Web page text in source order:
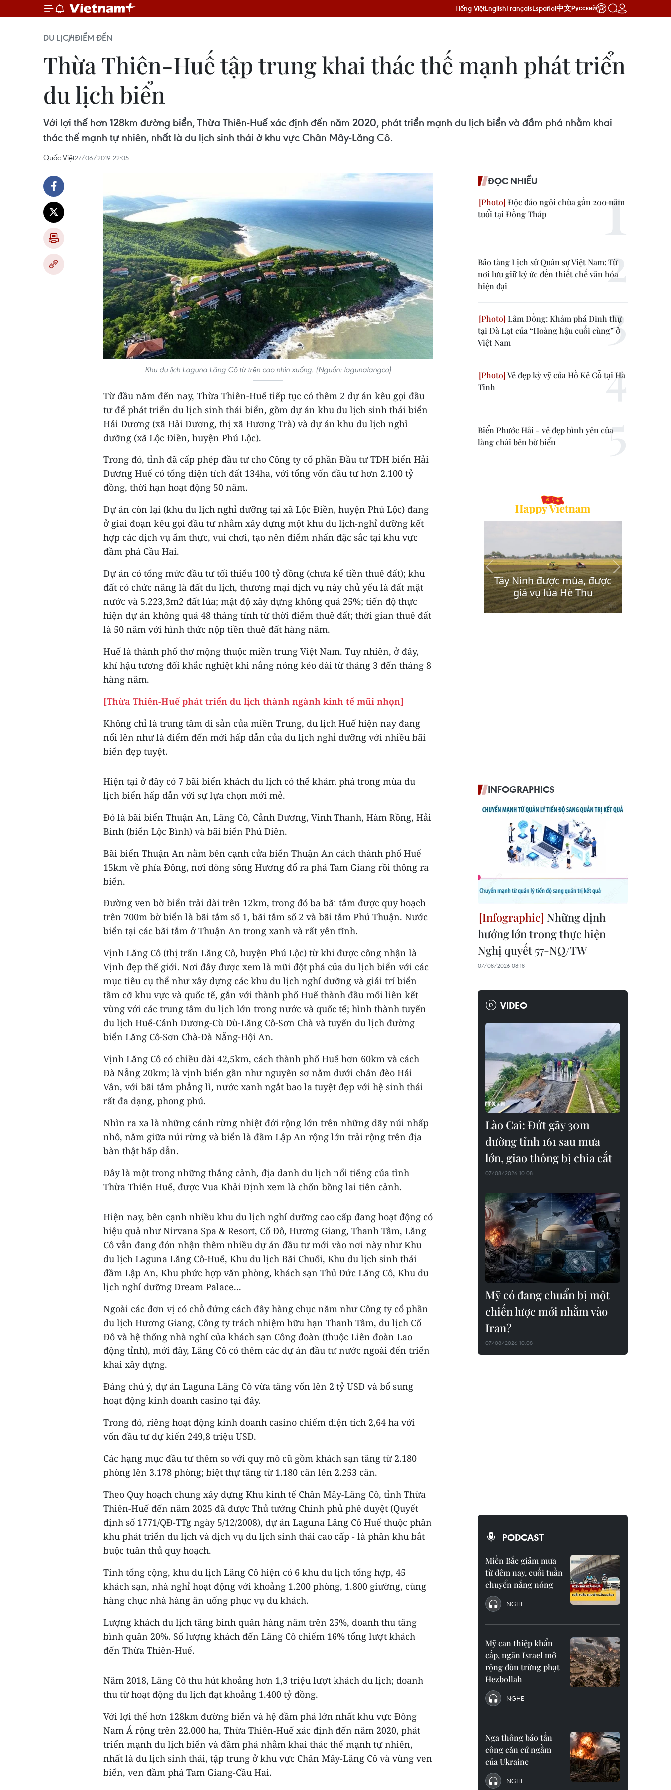
Tiếng ViệtEnglishFrançaisEspañol中文Русский
DU LỊCHĐIỂM ĐẾN
Thừa Thiên-Huế tập trung khai thác thế mạnh phát triển
du lịch biển
Với lợi thế hơn 128km đường biển, Thừa Thiên-Huế xác định đến năm 2020, phát triển mạnh du lịch biển và đầm phá nhằm khai
thác thế mạnh tự nhiên, nhất là du lịch sinh thái ở khu vực Chân Mây-Lăng Cô.
Quốc Việt27/06/2019 22:05
Khu du lịch Laguna Lăng Cô từ trên cao nhìn xuống. (Nguồn: lagunalangco)
Từ đầu năm đến nay, Thừa Thiên-Huế tiếp tục có thêm 2 dự án kêu gọi đầu
tư để phát triển du lịch sinh thái biển, gồm dự án khu du lịch sinh thái biển
Hải Dương (xã Hải Dương, thị xã Hương Trà) và dự án khu du lịch nghỉ
dưỡng (xã Lộc Điền, huyện Phú Lộc).
Trong đó, tỉnh đã cấp phép đầu tư cho Công ty cổ phần Đầu tư TDH biển Hải
Dương Huế có tổng diện tích đất 134ha, với tổng vốn đầu tư hơn 2.100 tỷ
đồng, thời hạn hoạt động 50 năm.
Dự án còn lại (khu du lịch nghỉ dưỡng tại xã Lộc Điền, huyện Phú Lộc) đang
ở giai đoạn kêu gọi đầu tư nhằm xây dựng một khu du lịch-nghỉ dưỡng kết
hợp các dịch vụ ẩm thực, vui chơi, tạo nên điểm nhấn đặc sắc tại khu vực
đầm phá Cầu Hai.
Dự án có tổng mức đầu tư tối thiểu 100 tỷ đồng (chưa kể tiền thuê đất); khu
đất có chức năng là đất du lịch, thương mại dịch vụ này chủ yếu là đất mặt
nước và 5.223,3m2 đất lúa; mật độ xây dựng không quá 25%; tiến độ thực
hiện dự án không quá 48 tháng tính từ thời điểm thuê đất; thời gian thuê đất
là 50 năm với hình thức nộp tiền thuê đất hàng năm.
Huế là thành phố thơ mộng thuộc miền trung Việt Nam. Tuy nhiên, ở đây,
khí hậu tương đối khắc nghiệt khi nắng nóng kéo dài từ tháng 3 đến tháng 8
hàng năm.
[Thừa Thiên-Huế phát triển du lịch thành ngành kinh tế mũi nhọn]
Không chỉ là trung tâm di sản của miền Trung, du lịch Huế hiện nay đang
nổi lên như là điểm đến mới hấp dẫn của du lịch nghỉ dưỡng với nhiều bãi
biển đẹp tuyệt.
Hiện tại ở đây có 7 bãi biển khách du lịch có thể khám phá trong mùa du
lịch biển hấp dẫn với sự lựa chọn mới mẻ.
Đó là bãi biển Thuận An, Lăng Cô, Cảnh Dương, Vinh Thanh, Hàm Rồng, Hải
Bình (biển Lộc Bình) và bãi biển Phú Diên.
Bãi biển Thuận An nằm bên cạnh cửa biển Thuận An cách thành phố Huế
15km về phía Đông, nơi dòng sông Hương đổ ra phá Tam Giang rồi thông ra
biển.
Đường ven bờ biển trải dài trên 12km, trong đó ba bãi tắm được quy hoạch
trên 700m bờ biển là bãi tắm số 1, bãi tắm số 2 và bãi tắm Phú Thuận. Nước
biển tại các bãi tắm ở Thuận An trong xanh và rất yên tĩnh.
Vịnh Lăng Cô (thị trấn Lăng Cô, huyện Phú Lộc) từ khi được công nhận là
Vịnh đẹp thế giới. Nơi đây được xem là mũi đột phá của du lịch biển với các
mục tiêu cụ thể như xây dựng các khu du lịch nghỉ dưỡng và giải trí biển
tầm cỡ khu vực và quốc tế, gắn với thành phố Huế thành đầu mối liên kết
vùng với các trung tâm du lịch lớn trong nước và quốc tế; hình thành tuyến
du lịch Huế-Cảnh Dương-Cù Dù-Lăng Cô-Sơn Chà và tuyến du lịch đường
biển Lăng Cô-Sơn Chà-Đà Nẵng-Hội An.
Vịnh Lăng Cô có chiều dài 42,5km, cách thành phố Huế hơn 60km và cách
Đà Nẵng 20km; là vịnh biển gần như nguyên sơ nằm dưới chân đèo Hải
Vân, với bãi tắm phẳng lì, nước xanh ngắt bao la tuyệt đẹp với hệ sinh thái
rất đa dạng, phong phú.
Nhìn ra xa là những cánh rừng nhiệt đới rộng lớn trên những dãy núi nhấp
nhô, nằm giữa núi rừng và biển là đầm Lập An rộng lớn trải rộng trên địa
bàn thật hấp dẫn.
Đây là một trong những thắng cảnh, địa danh du lịch nổi tiếng của tỉnh
Thừa Thiên Huế, được Vua Khải Định xem là chốn bồng lai tiên cảnh.
Hiện nay, bên cạnh nhiều khu du lịch nghỉ dưỡng cao cấp đang hoạt động có
hiệu quả như Nirvana Spa & Resort, Cố Đô, Hương Giang, Thanh Tâm, Lăng
Cô vẫn đang đón nhận thêm nhiều dự án đầu tư mới vào nơi này như Khu
du lịch Laguna Lăng Cô-Huế, Khu du lịch Bãi Chuối, Khu du lịch sinh thái
đầm Lập An, Khu phức hợp văn phòng, khách sạn Thủ Đức Lăng Cô, Khu du
lịch nghỉ dưỡng Dream Palace...
Ngoài các đơn vị có chỗ đứng cách đây hàng chục năm như Công ty cổ phần
du lịch Hương Giang, Công ty trách nhiệm hữu hạn Thanh Tâm, du lịch Cố
Đô và hệ thống nhà nghỉ của khách sạn Công đoàn (thuộc Liên đoàn Lao
động tỉnh), mới đây, Lăng Cô có thêm các dự án đầu tư nước ngoài đến triển
khai xây dựng.
Đáng chú ý, dự án Laguna Lăng Cô vừa tăng vốn lên 2 tỷ USD và bổ sung
hoạt động kinh doanh casino tại đây.
Trong đó, riêng hoạt động kinh doanh casino chiếm diện tích 2,64 ha với
vốn đầu tư dự kiến 249,8 triệu USD.
Các hạng mục đầu tư thêm so với quy mô cũ gồm khách sạn tăng từ 2.180
phòng lên 3.178 phòng; biệt thự tăng từ 1.180 căn lên 2.253 căn.
Theo Quy hoạch chung xây dựng Khu kinh tế Chân Mây-Lăng Cô, tỉnh Thừa
Thiên-Huế đến năm 2025 đã được Thủ tướng Chính phủ phê duyệt (Quyết
định số 1771/QĐ-TTg ngày 5/12/2008), dự án Laguna Lăng Cô Huế thuộc phân
khu phát triển du lịch và dịch vụ du lịch sinh thái cao cấp - là phân khu bắt
buộc tuân thủ quy hoạch.
Tính tổng cộng, khu du lịch Lăng Cô hiện có 6 khu du lịch tổng hợp, 45
khách sạn, nhà nghỉ hoạt động với khoảng 1.200 phòng, 1.800 giường, cùng
hàng chục nhà hàng ăn uống phục vụ du khách.
Lượng khách du lịch tăng bình quân hàng năm trên 25%, doanh thu tăng
bình quân 20%. Số lượng khách đến Lăng Cô chiếm 16% tổng lượt khách
đến Thừa Thiên-Huế.
Năm 2018, Lăng Cô thu hút khoảng hơn 1,3 triệu lượt khách du lịch; doanh
thu từ hoạt động du lịch đạt khoảng 1.400 tỷ đồng.
Với lợi thế hơn 128km đường biển và hệ đầm phá lớn nhất khu vực Đông
Nam Á rộng trên 22.000 ha, Thừa Thiên-Huế xác định đến năm 2020, phát
triển mạnh du lịch biển và đầm phá nhằm khai thác thế mạnh tự nhiên,
nhất là du lịch sinh thái, tập trung ở khu vực Chân Mây-Lăng Cô và vùng ven
biển, ven đầm phá Tam Giang-Cầu Hai.
ĐỌC NHIỀU
Độc đáo ngôi chùa gần 200 năm
tuổi tại Đồng Tháp
Bảo tàng Lịch sử Quân sự Việt Nam: Từ
nơi lưu giữ ký ức đến thiết chế văn hóa
hiện đại
Lâm Đồng: Khám phá Dinh thự
tại Đà Lạt của “Hoàng hậu cuối cùng” ở
Việt Nam
Vẻ đẹp kỳ vỹ của Hồ Kẻ Gỗ tại Hà
Tĩnh
Biển Phước Hải - vẻ đẹp bình yên của
làng chài bên bờ biển
INFOGRAPHICS
Những định
hướng lớn trong thực hiện
Nghị quyết 57-NQ/TW
07/08/2026 08:18
VIDEO
Lào Cai: Đứt gãy 30m
đường tỉnh 161 sau mưa
lớn, giao thông bị chia cắt
07/08/2026 10:08
Mỹ có đang chuẩn bị một
chiến lược mới nhằm vào
Iran?
07/08/2026 10:08
PODCAST
Miền Bắc giảm mưa
từ đêm nay, cuối tuần
chuyển nắng nóng
NGHE
Mỹ can thiệp khẩn
cấp, ngăn Israel mở
rộng đòn trừng phạt
Hezbollah
NGHE
Nga thông báo tấn
công căn cứ ngầm
của Ukraine
NGHE